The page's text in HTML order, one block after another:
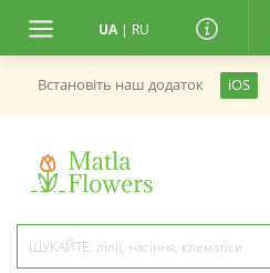
UA | RU
Встановiть наш додаток iOS